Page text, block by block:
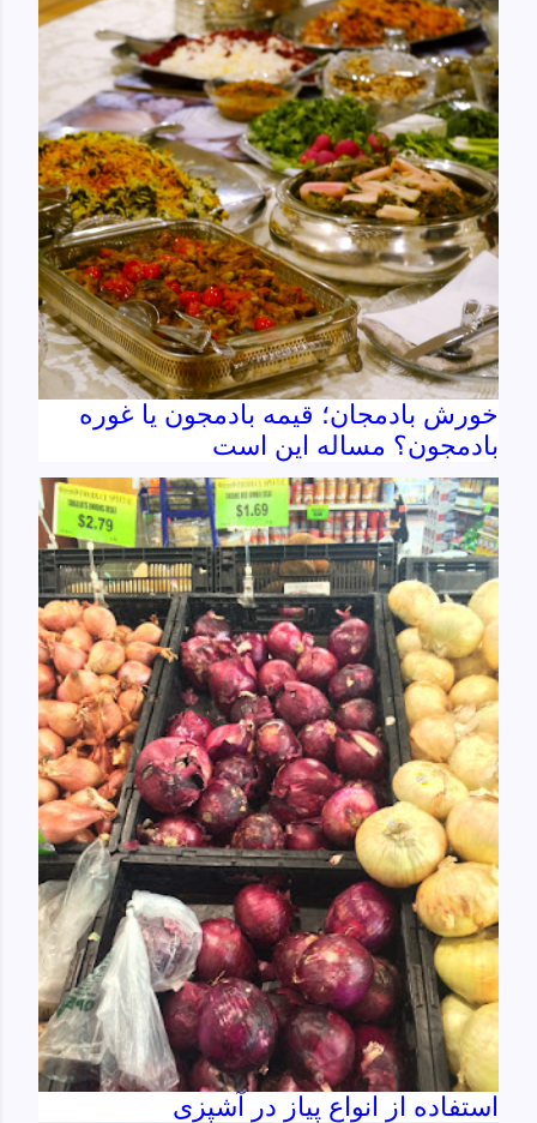
خورش بادمجان؛ قیمه بادمجون یا غوره
بادمجون؟ مساله این است
استفاده از انواع پیاز در آشپزی